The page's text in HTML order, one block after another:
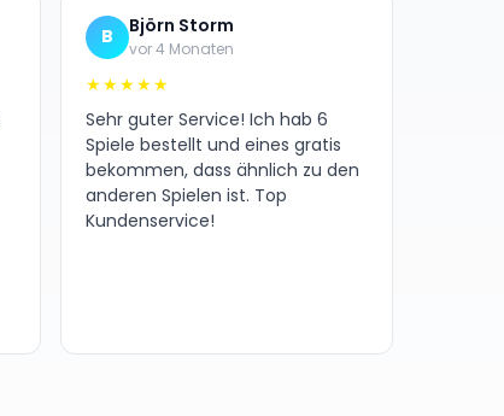
B Björn Storm
vor 4 Monaten
★★★★★
Sehr guter Service! Ich hab 6
Spiele bestellt und eines gratis
bekommen, dass ähnlich zu den
anderen Spielen ist. Top
Kundenservice!